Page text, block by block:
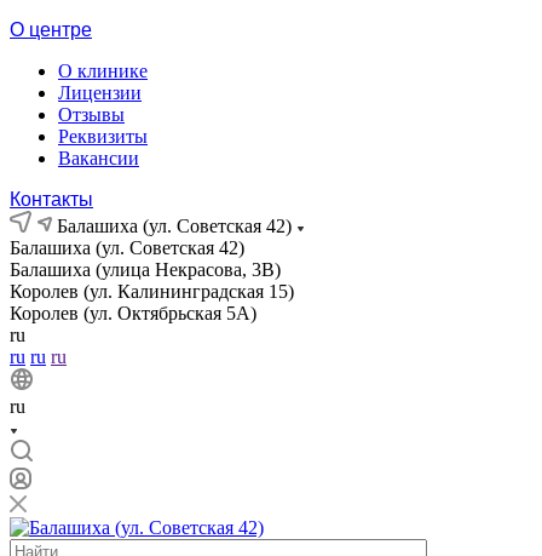
О центре
О клинике
Лицензии
Отзывы
Реквизиты
Вакансии
Контакты
Балашиха (ул. Советская 42)
Балашиха (ул. Советская 42)
Балашиха (улица Некрасова, 3В)
Королев (ул. Калининградская 15)
Королев (ул. Октябрьская 5А)
ru
ru ru ru
ru